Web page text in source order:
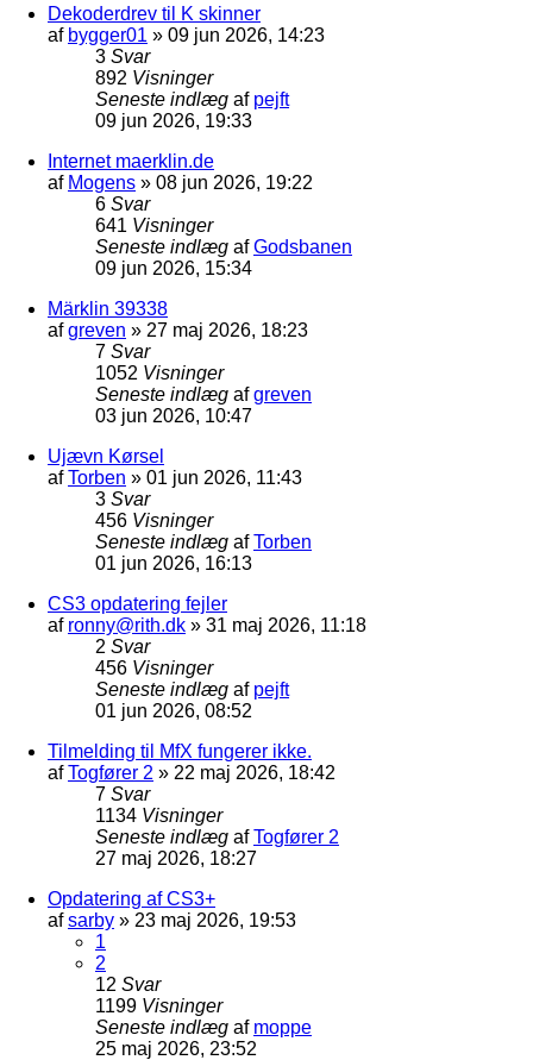
Dekoderdrev til K skinner
af bygger01 » 09 jun 2026, 14:23
3 Svar
892 Visninger
Seneste indlæg af pejft
09 jun 2026, 19:33
Internet maerklin.de
af Mogens » 08 jun 2026, 19:22
6 Svar
641 Visninger
Seneste indlæg afGodsbanen
09 jun 2026, 15:34
Märklin 39338
afgreven » 27 maj 2026, 18:23
7 Svar
1052 Visninger
Seneste indlæg afgreven
03 jun 2026, 10:47
Ujævn Kørsel
afTorben » 01 jun 2026, 11:43
3 Svar
456 Visninger
Seneste indlæg afTorben
01 jun 2026, 16:13
CS3 opdatering fejler
af ronny@rith.dk » 31 maj 2026, 11:18
2 Svar
456 Visninger
Seneste indlæg af pejft
01 jun 2026, 08:52
Tilmelding til MfX fungerer ikke.
afTogfører 2 » 22 maj 2026, 18:42
7 Svar
1134 Visninger
Seneste indlæg afTogfører 2
27 maj 2026, 18:27
Opdatering af CS3+
afsarby » 23 maj 2026, 19:53
1
2
12 Svar
1199 Visninger
Seneste indlæg af moppe
25 maj 2026, 23:52